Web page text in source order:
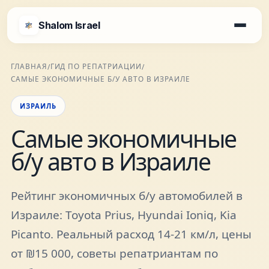
Shalom Israel
Новости
ГЛАВНАЯ/ГИД ПО РЕПАТРИАЦИИ/
САМЫЕ ЭКОНОМИЧНЫЕ Б/У АВТО В ИЗРАИЛЕ
ИЗРАИЛЬ
Самые экономичные
б/у авто в Израиле
Рейтинг экономичных б/у автомобилей в
Израиле: Toyota Prius, Hyundai Ioniq, Kia
Picanto. Реальный расход 14-21 км/л, цены
от ₪15 000, советы репатриантам по